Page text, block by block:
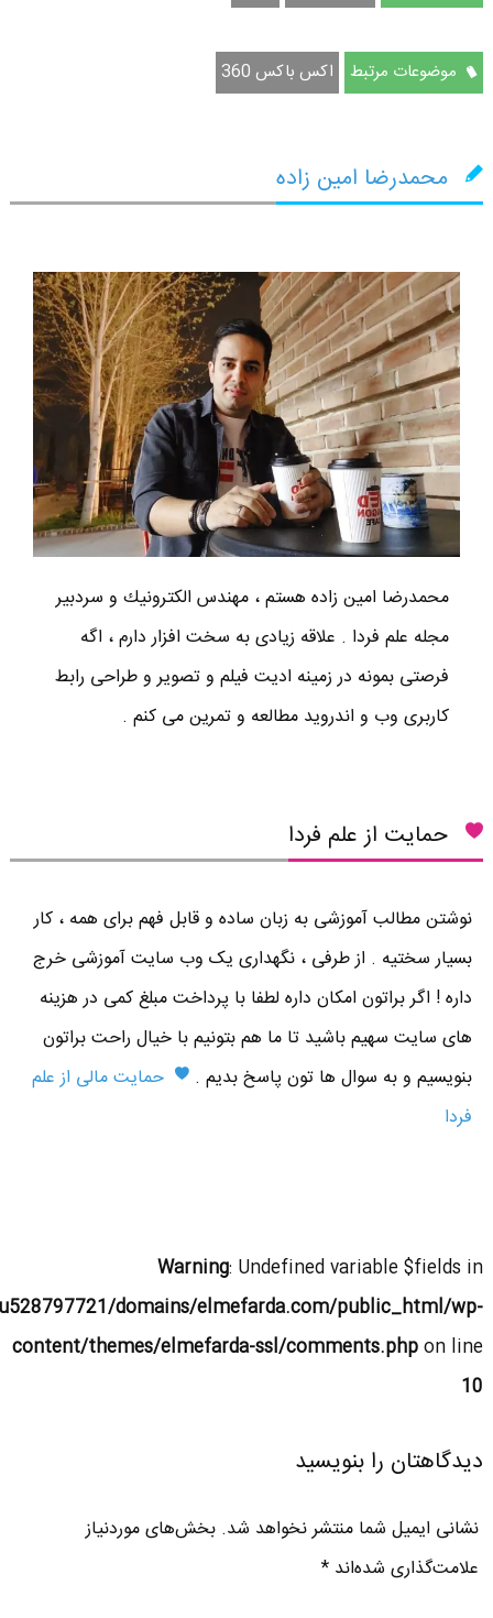
موضوعات مرتبط اکس باکس 360
محمدرضا امین زاده
محمدرضا امين زاده هستم ، مهندس الكترونيك و سردبير
مجله علم فردا . علاقه زیادی به سخت افزار دارم ، اگه
فرصتی بمونه در زمینه ادیت فیلم و تصویر و طراحی رابط
کاربری وب و اندروید مطالعه و تمرین می کنم .
حمایت از علم فردا
نوشتن مطالب آموزشی به زبان ساده و قابل فهم برای همه ، کار
بسیار سختیه . از طرفی ، نگهداری یک وب سایت آموزشی خرج
داره ! اگر براتون امکان داره لطفا با پرداخت مبلغ کمی در هزینه
های سایت سهیم باشید تا ما هم بتونیم با خیال راحت براتون
بنویسیم و به سوال ها تون پاسخ بدیم .
حمایت مالی از علم
فردا
Warning: Undefined variable $fields in
domains/elmefarda.com/public_html/wp-
content/themes/elmefarda-ssl/comments.phpon line
10
دیدگاهتان را بنویسید
نشانی ایمیل شما منتشر نخواهد شد. بخش‌های موردنیاز
علامت‌گذاری شده‌اند*